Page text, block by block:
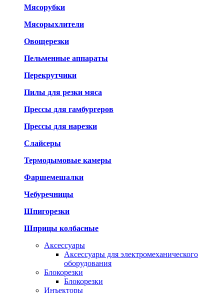
Мясорубки
Мясорыхлители
Овощерезки
Пельменные аппараты
Перекрутчики
Пилы для резки мяса
Прессы для гамбургеров
Прессы для нарезки
Слайсеры
Термодымовые камеры
Фаршемешалки
Чебуречницы
Шпигорезки
Шприцы колбасные
Аксессуары
Аксессуары для электромеханического
оборудования
Блокорезки
Блокорезки
Инъекторы